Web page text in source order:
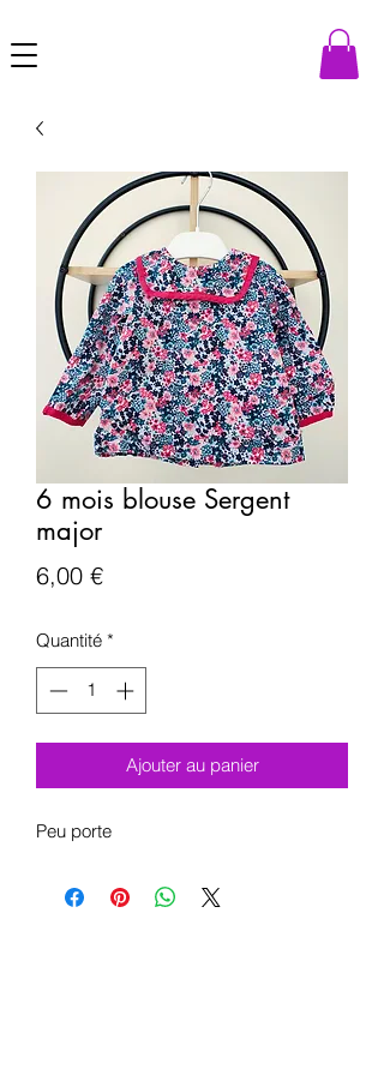
6 mois blouse Sergent
major
6,00 €Prix
Quantité *
Ajouter au panier
Peu porte